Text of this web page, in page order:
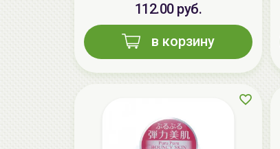
112.00 руб.
в корзину